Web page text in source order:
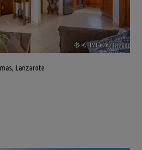
参考. IML-626232 🔗
Lanzarote